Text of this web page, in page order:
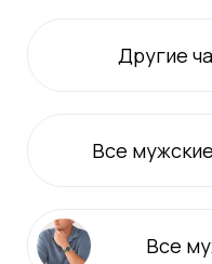
Другие
Все мужские
Все